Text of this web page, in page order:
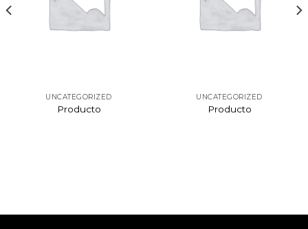
UNCATEGORIZED
Producto
UNCATEGORIZED
Producto